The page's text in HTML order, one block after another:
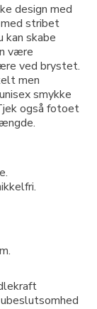
design med
stribet
kan skabe
være
ved brystet.
men
smykke
også fotoet